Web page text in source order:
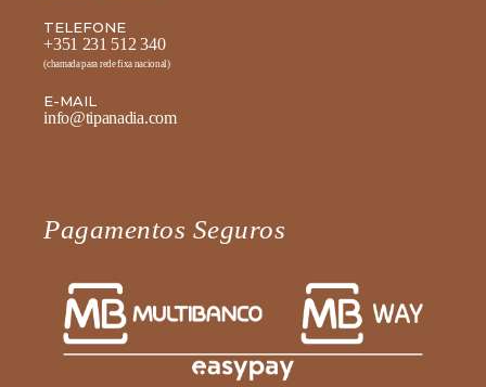
TELEFONE
+351 231 512 340
(chamada para rede fixa nacional)
E-MAIL
info@tipanadia.com
Pagamentos Seguros
Fale diretamente connosco no
WhatsApp